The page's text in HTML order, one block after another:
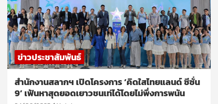
ข่าวประชาสัมพันธ์
สำนักงานสลากฯ เปิดโครงการ ‘คิดใสไทยแลนด์ ซีซั่น
9’ เฟ้นหาสุดยอดเยาวชนเท่ได้โดยไม่พึ่งการพนัน